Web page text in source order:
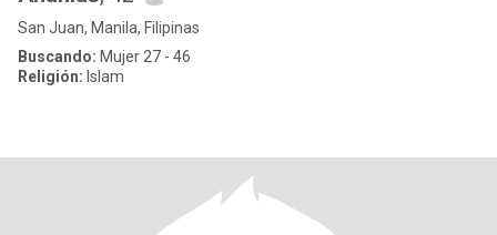
San Juan, Manila, Filipinas
Buscando: Mujer 27 - 46
Religión: Islam